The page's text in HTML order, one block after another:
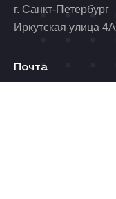
г. Санкт-Петербург
Иркутская улица 4А
Почта